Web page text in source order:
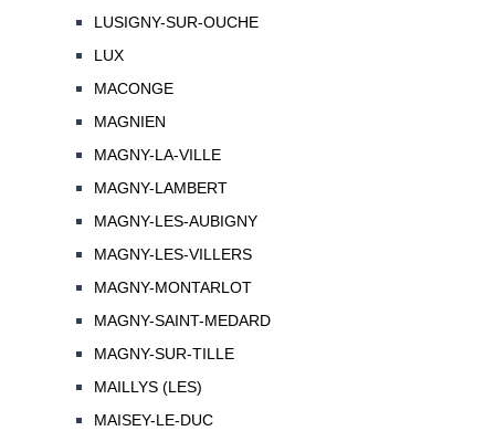
LUSIGNY-SUR-OUCHE
LUX
MACONGE
MAGNIEN
MAGNY-LA-VILLE
MAGNY-LAMBERT
MAGNY-LES-AUBIGNY
MAGNY-LES-VILLERS
MAGNY-MONTARLOT
MAGNY-SAINT-MEDARD
MAGNY-SUR-TILLE
MAILLYS (LES)
MAISEY-LE-DUC